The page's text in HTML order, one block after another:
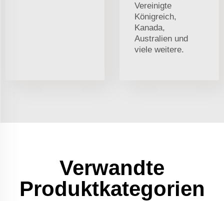
Vereinigte
Königreich,
Kanada,
Australien und
viele weitere.
Verwandte
Produktkategorien